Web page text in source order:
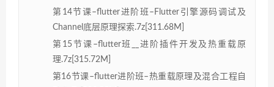
第14节课–flutter进阶班–Flutter引擎源码调试及
Channel底层原理探索.7z[311.68M]
第15节课–flutter班__进阶插件开发及热重载原
理.7z[315.72M]
第16节课–flutter进阶班–热重载原理及混合工程自